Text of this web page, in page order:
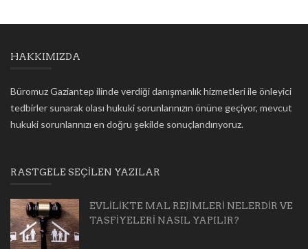
HAKKIMIZDA
Büromuz Gaziantep ilinde verdiği danışmanlık hizmetleri ile önleyici
tedbirler sunarak olası hukuki sorunlarınızın önüne geçiyor, mevcut
hukuki sorunlarınızı en doğru şekilde sonuçlandırıyoruz.
RASTGELE SEÇILEN YAZILAR
EVLİLİKTE MAL REJİMLERİ NELERDİR VE
TASFİYELERİ NASIL YAPILIR?